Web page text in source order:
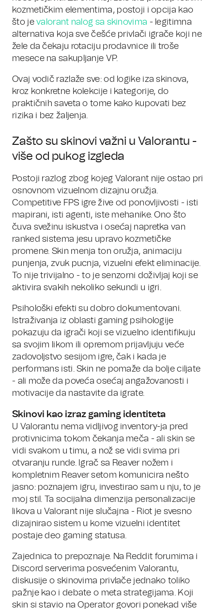
kozmetičkim elementima, postoji i opcija kao
što jevalorant nalog sa skinovima - legitimna
alternativa koja sve češće privlači igrače koji ne
žele da čekaju rotaciju prodavnice ili troše
mesece na sakupljanje VP.
Ovaj vodič razlaže sve: od logike iza skinova,
kroz konkretne kolekcije i kategorije, do
praktičnih saveta o tome kako kupovati bez
rizika i bez žaljenja.
Zašto su skinovi važni u Valorantu -
više od pukog izgleda
Postoji razlog zbog kojeg Valorant nije ostao pri
osnovnom vizuelnom dizajnu oružja.
Competitive FPS igre žive od ponovljivosti - isti
mapirani, isti agenti, iste mehanike. Ono što
čuva svežinu iskustva i osećaj napretka van
ranked sistema jesu upravo kozmetičke
promene. Skin menja ton oružja, animaciju
punjenja, zvuk pucnja, vizuelni efekt eliminacije.
To nije trivijalno - to je senzorni doživljaj koji se
aktivira svakih nekoliko sekundi u igri.
Psihološki efekti su dobro dokumentovani.
Istraživanja iz oblasti gaming psihologije
pokazuju da igrači koji se vizuelno identifikuju
sa svojim likom ili opremom prijavljuju veće
zadovoljstvo sesijom igre, čak i kada je
performans isti. Skin ne pomaže da bolje ciljate
- ali može da poveća osećaj angažovanosti i
motivacije da nastavite da igrate.
Skinovi kao izraz gaming identiteta
U Valorantu nema vidljivog inventory-ja pred
protivnicima tokom čekanja meča - ali skin se
vidi svakom u timu, a nož se vidi svima pri
otvaranju runde. Igrač sa Reaver nožem i
kompletnim Reaver setom komunicira nešto
jasno: poznajem igru, investirao sam u nju, to je
moj stil. Ta socijalna dimenzija personalizacije
likova u Valorant nije slučajna - Riot je svesno
dizajnirao sistem u kome vizuelni identitet
postaje deo gaming statusa.
Zajednica to prepoznaje. Na Reddit forumima i
Discord serverima posvećenim Valorantu,
diskusije o skinovima privlače jednako toliko
pažnje kao i debate o meta strategijama. Koji
skin si stavio na Operator govori ponekad više